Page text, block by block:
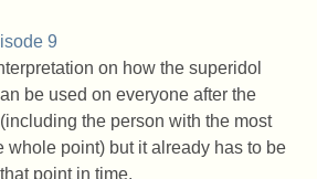
9
on how the superidol
be used on everyone after the
the person with the most
whole point) but it already has to be
point in time.